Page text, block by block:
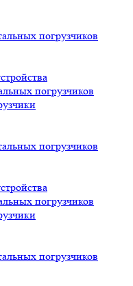
погрузчиков
погрузчиков
погрузчиков
погрузчиков
погрузчиков